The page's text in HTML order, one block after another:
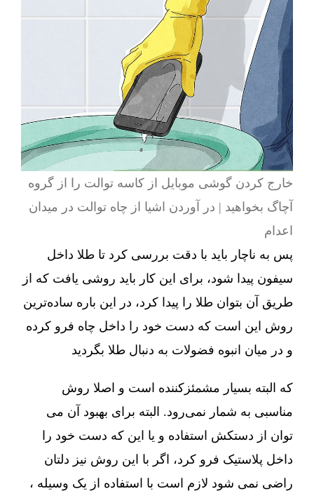
خارج کردن گوشی موبایل از کاسه توالت را از گروه
آچاگ بخواهید | در آوردن اشیا از چاه توالت در میدان
اعدام
پس به ناچار باید با دقت بررسی کرد تا طلا داخل
سیفون پیدا شود، برای این کار باید روشی یافت که از
طریق آن بتوان طلا را پیدا کرد، در این باره ساده‌ترین
روش این است که دست خود را داخل چاه فرو کرده
و در میان انبوه فضولات به دنبال طلا بگردید
که البته بسیار مشمئزکننده است و اصلا روش
مناسبی به شمار نمی‌رود. البته برای بهبود آن می
توان از دستکش استفاده و یا این که دست خود را
داخل پلاستیک فرو کرد، اگر با این روش نیز دلتان
راضی نمی شود لازم است با استفاده از یک وسیله ،